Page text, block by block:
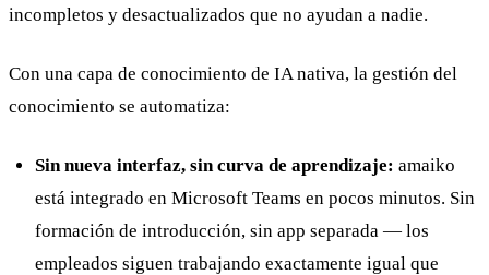
incompletos y desactualizados que no ayudan a nadie.
Con una capa de conocimiento de IA nativa, la gestión del
conocimiento se automatiza:
Sin nueva interfaz, sin curva de aprendizaje: amaiko
está integrado en Microsoft Teams en pocos minutos. Sin
formación de introducción, sin app separada — los
empleados siguen trabajando exactamente igual que